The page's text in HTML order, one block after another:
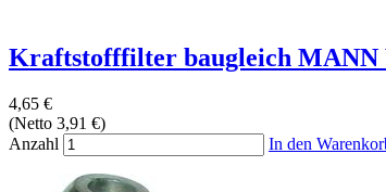
Kraftstofffilter baugleich MANN
4,65 €
(Netto 3,91 €)
Anzahl
In den